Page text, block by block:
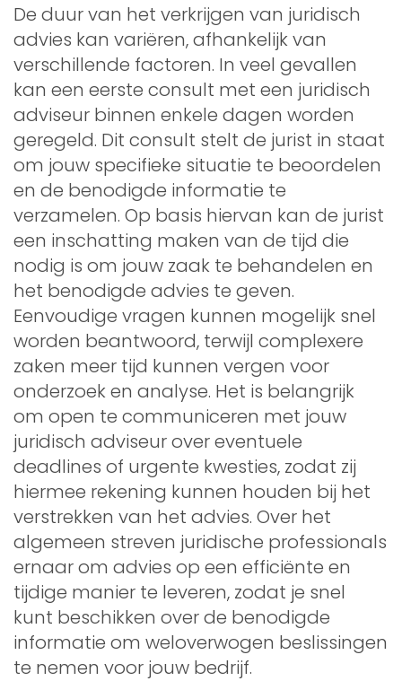
De duur van het verkrijgen van juridisch
advies kan variëren, afhankelijk van
verschillende factoren. In veel gevallen
kan een eerste consult met een juridisch
adviseur binnen enkele dagen worden
geregeld. Dit consult stelt de jurist in staat
om jouw specifieke situatie te beoordelen
en de benodigde informatie te
verzamelen. Op basis hiervan kan de jurist
een inschatting maken van de tijd die
nodig is om jouw zaak te behandelen en
het benodigde advies te geven.
Eenvoudige vragen kunnen mogelijk snel
worden beantwoord, terwijl complexere
zaken meer tijd kunnen vergen voor
onderzoek en analyse. Het is belangrijk
om open te communiceren met jouw
juridisch adviseur over eventuele
deadlines of urgente kwesties, zodat zij
hiermee rekening kunnen houden bij het
verstrekken van het advies. Over het
algemeen streven juridische professionals
ernaar om advies op een efficiënte en
tijdige manier te leveren, zodat je snel
kunt beschikken over de benodigde
informatie om weloverwogen beslissingen
te nemen voor jouw bedrijf.